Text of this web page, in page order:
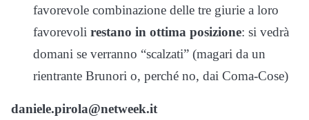
favorevole combinazione delle tre giurie a loro
favorevoli restano in ottima posizione: si vedrà
domani se verranno “scalzati” (magari da un
rientrante Brunori o, perché no, dai Coma-Cose)
daniele.pirola@netweek.it